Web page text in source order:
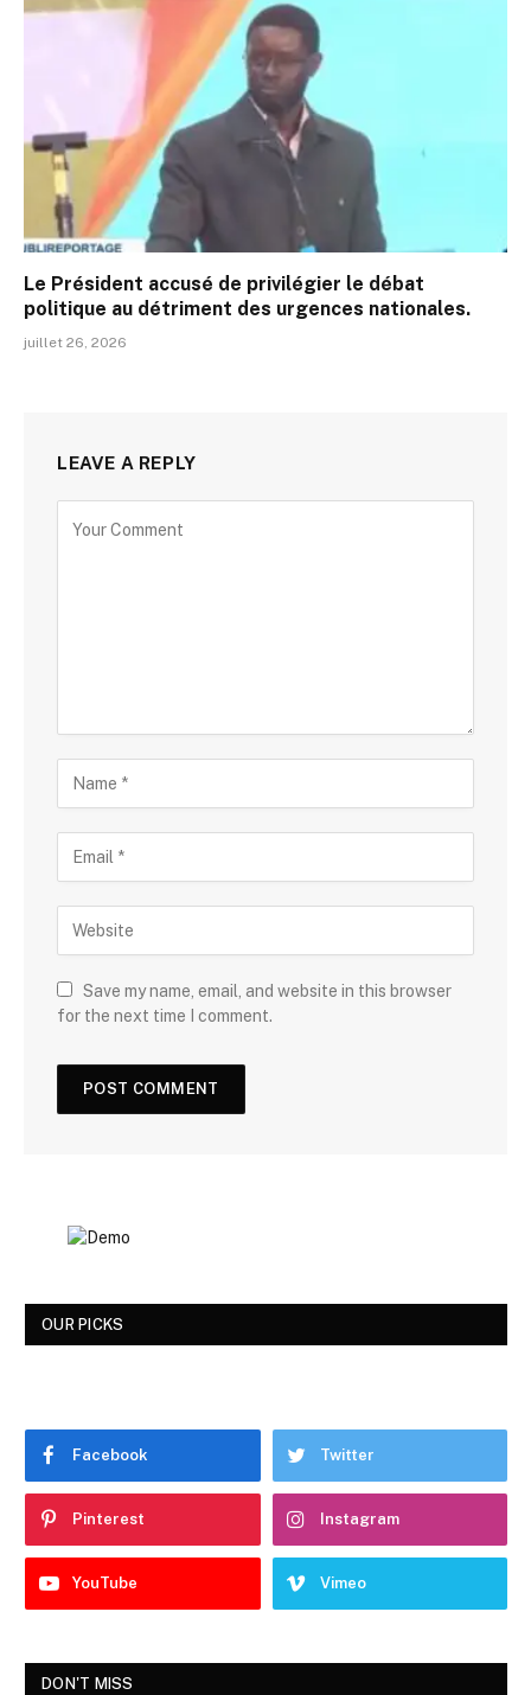
Le Président accusé de privilégier le débat
politique au détriment des urgences nationales.
juillet 26, 2026
LEAVE A REPLY
Save my name, email, and website in this browser
for the next time I comment.
OUR PICKS
Facebook Twitter
Pinterest Instagram
YouTube Vimeo
DON'T MISS